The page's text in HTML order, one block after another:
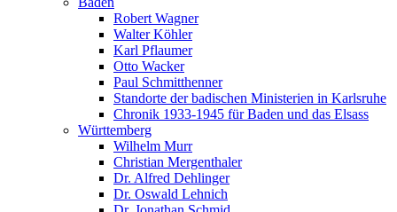
Robert Wagner
Walter Köhler
Karl Pflaumer
Otto Wacker
Paul Schmitthenner
Standorte der badischen Ministerien in Karlsruhe
Chronik 1933-1945 für Baden und das Elsass
Württemberg
Wilhelm Murr
Christian Mergenthaler
Dr. Alfred Dehlinger
Dr. Oswald Lehnich